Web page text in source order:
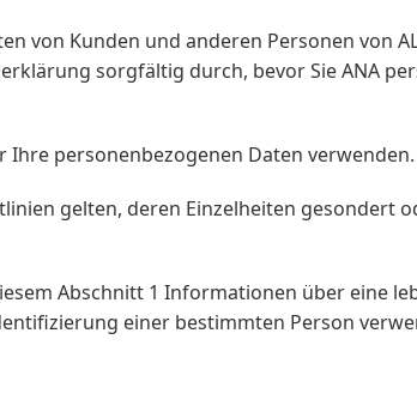
Kunden und anderen Personen von ALL
sorgfältig durch, bevor Sie ANA
personenbezogenen Daten verwenden.
gelten, deren Einzelheiten gesondert
Abschnitt 1 Informationen über eine
einer bestimmten Person